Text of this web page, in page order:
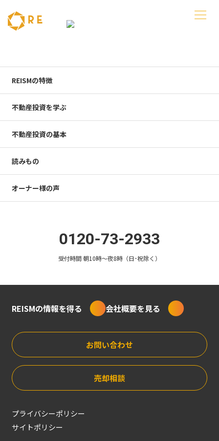
REISMの特徴
不動産投資を学ぶ
不動産投資の基本
読みもの
オーナー様の声
0120-73-2933
受付時間 朝10時〜夜8時（日･祝除く）
REISMの情報を得る 会社概要を見る
お問い合わせ
売却相談
プライバシーポリシー
サイトポリシー
お申込みありがとうございました
お申込みありがとうございました
入力いただいたアドレスに自動配信のお知らせメールを送信いた
しましたので、内容をご確認下さい。
て頂きます。
※万一お知らせメールが届かない場合は、システムエラーかご登
セミナー